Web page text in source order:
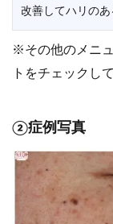
改善してハリのあ
※その他のメニ
トをチェックし
②症例写真